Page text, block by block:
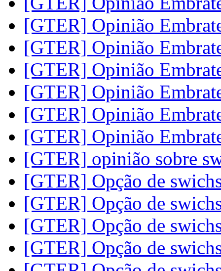
[GTER] Opinião
[GTER] Opinião
[GTER] Opinião
[GTER] Opinião
[GTER] Opinião
[GTER] Opinião
[GTER] opinião sobre
[GTER] Opção de
[GTER] Opção de
[GTER] Opção de
[GTER] Opção de